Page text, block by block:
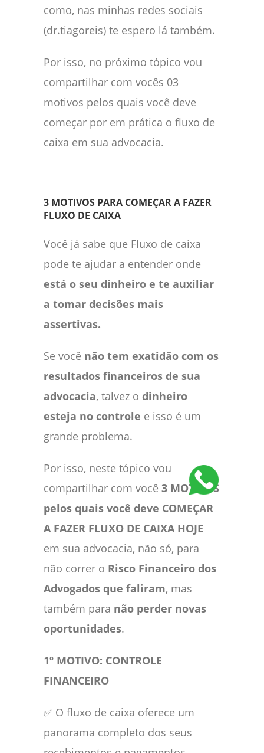
como, nas minhas redes sociais
(dr.tiagoreis) te espero lá também.
Por isso, no próximo tópico vou
compartilhar com vocês 03
motivos pelos quais você deve
começar por em prática o fluxo de
caixa em sua advocacia.
3 MOTIVOS PARA COMEÇAR A FAZER
FLUXO DE CAIXA
Você já sabe que Fluxo de caixa
pode te ajudar a entender onde
está o seu dinheiro e te auxiliar
a tomar decisões mais
assertivas.
Se você não tem exatidão com os
resultados financeiros de sua
advocacia, talvez o dinheiro
esteja no controle e isso é um
grande problema.
Por isso, neste tópico vou
compartilhar com você 3 MOTIVOS
pelos quais você deve COMEÇAR
A FAZER FLUXO DE CAIXA HOJE
em sua advocacia, não só, para
não correr o Risco Financeiro dos
Advogados que faliram, mas
também para não perder novas
oportunidades.
1º MOTIVO: CONTROLE
FINANCEIRO
✅ O fluxo de caixa oferece um
panorama completo dos seus